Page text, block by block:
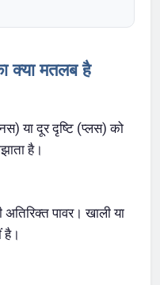
मतलब है
या दूर दृष्टि (प्लस) को
है।
पावर। खाली या
है।